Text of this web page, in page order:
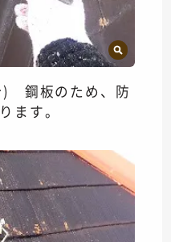
) 鋼板のため、防
ます。